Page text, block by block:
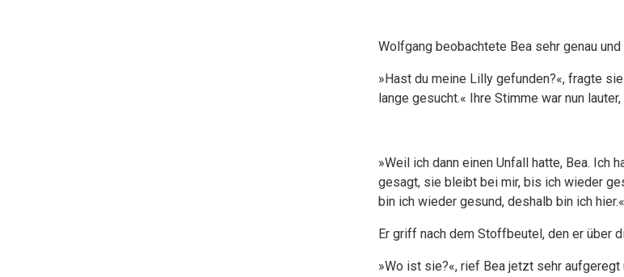
Wolfgang beobachtete Bea sehr genau
»Hast du meine Lilly gefunden?«, fragte
lange gesucht.« Ihre Stimme war nun
»Weil ich dann einen Unfall hatte, Bea. Ich
gesagt, sie bleibt bei mir, bis ich wieder
bin ich wieder gesund, deshalb bin ich hier.«
Er griff nach dem Stoffbeutel, den er über
»Wo ist sie?«, rief Bea jetzt sehr